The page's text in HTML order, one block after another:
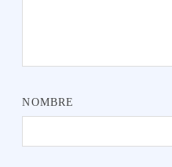
NOMBRE